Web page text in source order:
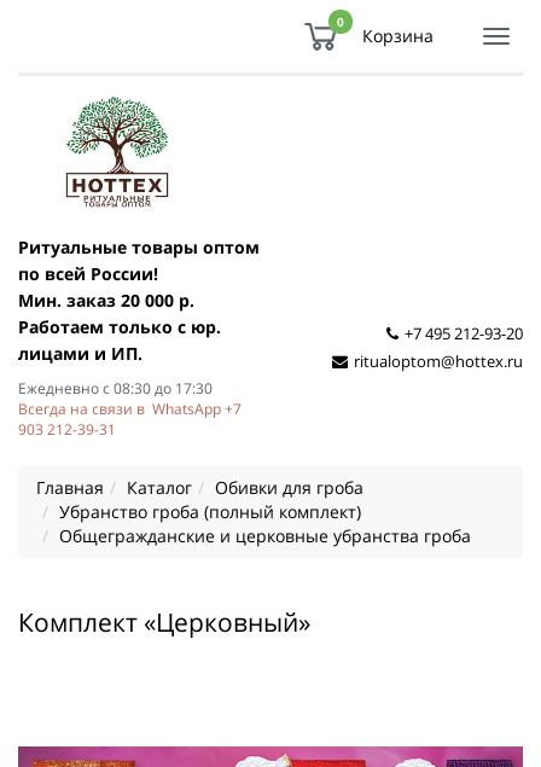
0
Корзина
Ритуальные товары оптом
по всей России!
Мин. заказ 20 000 р.
Работаем только с юр.
лицами и ИП.
Ежедневно с 08:30 до 17:30
Всегда на связи в WhatsApp +7
903 212-39-31
+7 495 212-93-20
ritualoptom@hottex.ru
Главная Каталог
Обивки для гроба
Убранство гроба (полный комплект)
Общегражданские и церковные убранства гроба
Комплект «Церковный»